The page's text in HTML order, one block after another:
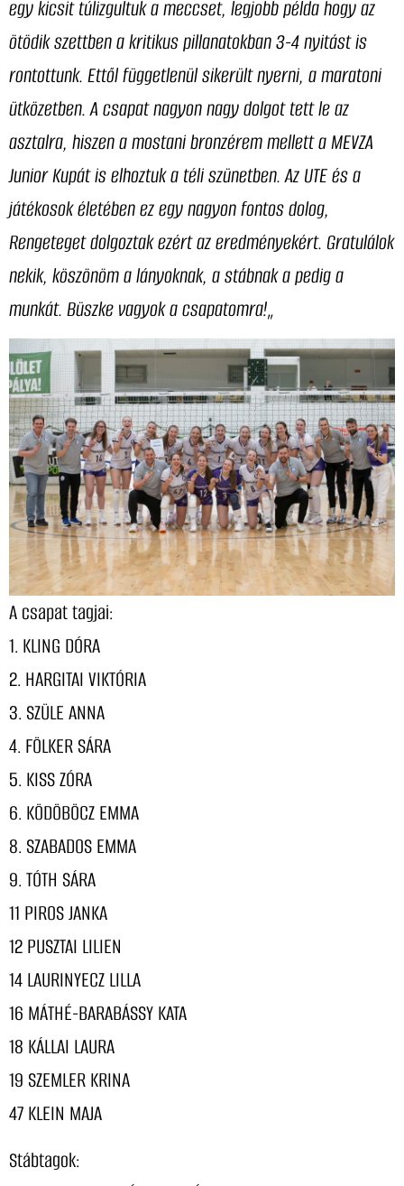
egy kicsit túlizgultuk a meccset, legjobb példa hogy az
ötödik szettben a kritikus pillanatokban 3-4 nyitást is
rontottunk. Ettől függetlenül sikerült nyerni, a maratoni
ütközetben. A csapat nagyon nagy dolgot tett le az
asztalra, hiszen a mostani bronzérem mellett a MEVZA
Junior Kupát is elhoztuk a téli szünetben. Az UTE és a
játékosok életében ez egy nagyon fontos dolog,
Rengeteget dolgoztak ezért az eredményekért. Gratulálok
nekik, köszönöm a lányoknak, a stábnak a pedig a
munkát. Büszke vagyok a csapatomra!„
A csapat tagjai:
1. KLING DÓRA
2. HARGITAI VIKTÓRIA
3. SZÜLE ANNA
4. FÖLKER SÁRA
5. KISS ZÓRA
6. KÖDÖBÖCZ EMMA
8. SZABADOS EMMA
9. TÓTH SÁRA
11 PIROS JANKA
12 PUSZTAI LILIEN
14 LAURINYECZ LILLA
16 MÁTHÉ-BARABÁSSY KATA
18 KÁLLAI LAURA
19 SZEMLER KRINA
47 KLEIN MAJA
Stábtagok: